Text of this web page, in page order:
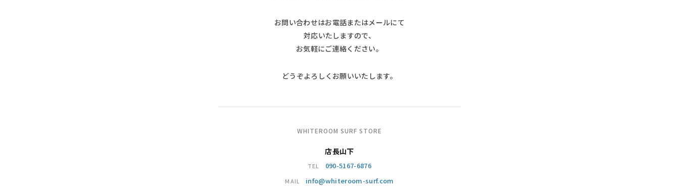
お問い合わせはお電話またはメールにて
対応いたしますので、
お気軽にご連絡ください。
どうぞよろしくお願いいたします。
WHITEROOM SURF STORE
店長山下
TEL 090-5167-6876
MAIL info@whiteroom-surf.com